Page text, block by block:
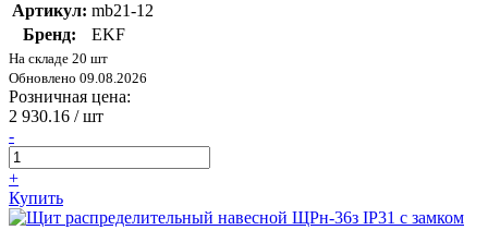
Артикул: mb21-12
Бренд:
EKF
На складе 20 шт
Обновлено 09.08.2026
Розничная цена:
2 930.16 / шт
-
+
Купить